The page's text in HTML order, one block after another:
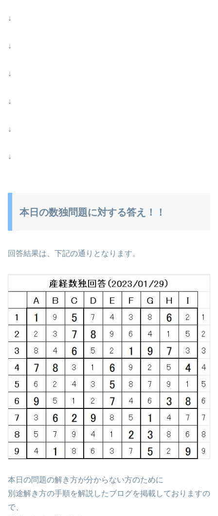
↓
↓
↓
↓
↓
↓
本日の数独問題に対する答え！！
回答結果は、下記の通りとなります。
本日の問題の解き方が分からない方のために
別途解き方の手順を解説したブログを掲載しておりますの
で、